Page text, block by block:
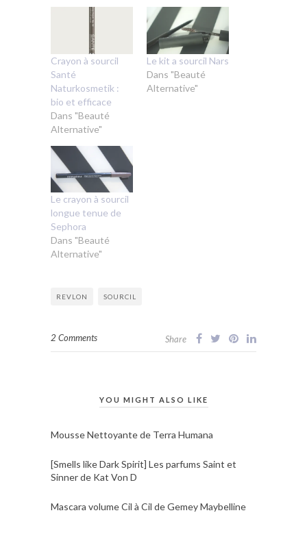
Crayon à sourcil
Santé
Naturkosmetik :
bio et efficace
Dans "Beauté
Alternative"
Le kit a sourcil Nars
Dans "Beauté
Alternative"
Le crayon à sourcil
longue tenue de
Sephora
Dans "Beauté
Alternative"
REVLON SOURCIL
2 Comments Share
YOU MIGHT ALSO LIKE
Mousse Nettoyante de Terra Humana
[Smells like Dark Spirit] Les parfums Saint et
Sinner de Kat Von D
Mascara volume Cil à Cil de Gemey Maybelline